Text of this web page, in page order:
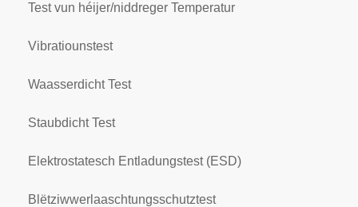
Test vun héijer/niddreger Temperatur
Vibratiounstest
Waasserdicht Test
Staubdicht Test
Elektrostatesch Entladungstest (ESD)
Blëtziwwerlaaschtungsschutztest